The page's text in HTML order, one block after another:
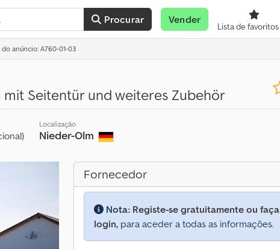
Procurar Vender
Lista de favoritos
do anúncio: A760-01-03
mit Seitentür und weiteres Zubehör
Localização
Nieder-Olm
Fornecedor
Nota: Registe-se gratuitamente ou faça
login, para aceder a todas as informações.